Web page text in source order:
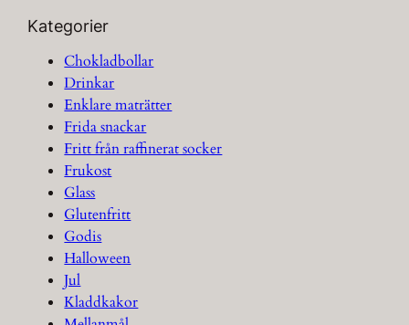
Kategorier
Chokladbollar
Drinkar
Enklare maträtter
Frida snackar
Fritt från raffinerat socker
Frukost
Glass
Glutenfritt
Godis
Halloween
Jul
Kladdkakor